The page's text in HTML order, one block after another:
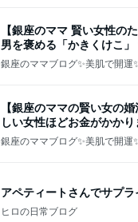
【銀座のママ 賢い女性の
男を褒める「かきくけこ
方上手
銀座のママブログ✨美肌で開運
【銀座のママの賢い女の
しい女性ほどお金がかか
えると思うなよ
銀座のママブログ✨美肌で開運
アペティートさんでサプ
ヒロの日常ブログ